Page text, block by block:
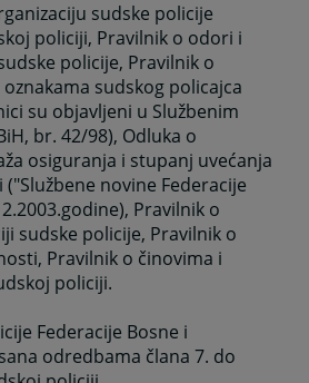
sudske policije
policiji, Pravilnik o odori i
policije, Pravilnik o
sudskog policajca
su objavljeni u Službenim
br. 42/98), Odluka o
osiguranja i stupanj uvećanja
novine Federacije
Pravilnik o
sudske policije, Pravilnik o
Pravilnik o činovima i
policiji.
Federacije Bosne i
odredbama člana 7. do